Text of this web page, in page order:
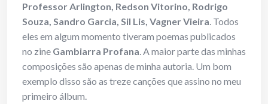
Professor Arlington, Redson Vitorino, Rodrigo
Souza, Sandro Garcia, Sil Lis, Vagner Vieira. Todos
eles em algum momento tiveram poemas publicados
no zine Gambiarra Profana. A maior parte das minhas
composições são apenas de minha autoria. Um bom
exemplo disso são as treze canções que assino no meu
primeiro álbum.